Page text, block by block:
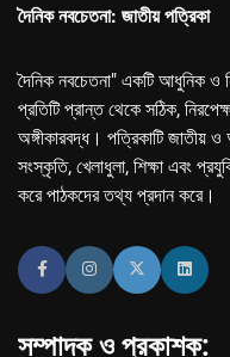
দৈনিক নবচেতনা: জাতীয় পত্রিকা
দৈনিক নবচেতনা" একটি আধুনিক ও
প্রতিটি প্রান্ত থেকে সঠিক,
অঙ্গীকারবদ্ধ। পত্রিকাটি জাতীয় ও
সংস্কৃতি, খেলাধুলা, শিক্ষা এবং
করে পাঠকদের তথ্য প্রদান করে।
সম্পাদক ও প্রকাশক: